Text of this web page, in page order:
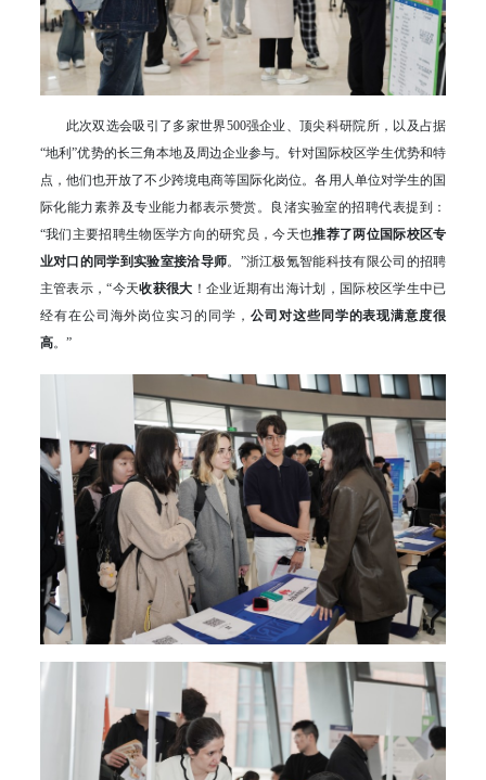
此次双选会吸引了多家世界500强企业、顶尖科研院所，以及占据
“地利”优势的长三角本地及周边企业参与。针对国际校区学生优势和特
点，他们也开放了不少跨境电商等国际化岗位。各用人单位对学生的国
际化能力素养及专业能力都表示赞赏。良渚实验室的招聘代表提到：
“我们主要招聘生物医学方向的研究员，今天也推荐了两位国际校区专
业对口的同学到实验室接洽导师。”浙江极氪智能科技有限公司的招聘
主管表示，“今天收获很大 ！企业近期有出海计划，国际校区学生中已
经有在公司海外岗位实习的同学， 公司对这些同学的表现满意度很
高。”